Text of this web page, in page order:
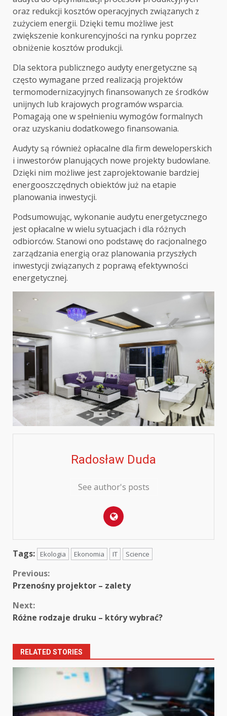
oraz redukcji kosztów operacyjnych związanych z
zużyciem energii. Dzięki temu możliwe jest
zwiększenie konkurencyjności na rynku poprzez
obniżenie kosztów produkcji.
Dla sektora publicznego audyty energetyczne są
często wymagane przed realizacją projektów
termomodernizacyjnych finansowanych ze środków
unijnych lub krajowych programów wsparcia.
Pomagają one w spełnieniu wymogów formalnych
oraz uzyskaniu dodatkowego finansowania.
Audyty są również opłacalne dla firm deweloperskich
i inwestorów planujących nowe projekty budowlane.
Dzięki nim możliwe jest zaprojektowanie bardziej
energooszczędnych obiektów już na etapie
planowania inwestycji.
Podsumowując, wykonanie audytu energetycznego
jest opłacalne w wielu sytuacjach i dla różnych
odbiorców. Stanowi ono podstawę do racjonalnego
zarządzania energią oraz planowania przyszłych
inwestycji związanych z poprawą efektywności
energetycznej.
Radosław Duda
See author's posts
Tags: Ekologia Ekonomia IT Science
Continue
Reading
Previous:
Przenośny projektor – zalety
Next:
Różne rodzaje druku – który wybrać?
RELATED STORIES